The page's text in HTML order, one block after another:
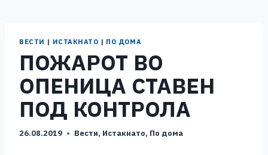
ВЕСТИ | ИСТАКНАТО | ПО ДОМА
ПОЖАРОТ ВО
ОПЕНИЦА СТАВЕН
ПОД КОНТРОЛА
26.08.2019 Вести, Истакнато, По дома